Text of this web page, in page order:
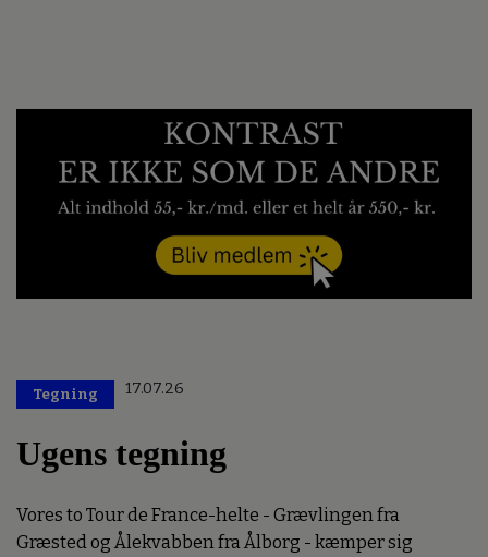
Tegning 17.07.26
Ugens tegning
Vores to Tour de France-helte - Grævlingen fra
Græsted og Ålekvabben fra Ålborg - kæmper sig